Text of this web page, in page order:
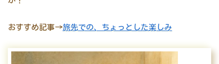
おすすめ記事→旅先での、ちょっとした楽しみ